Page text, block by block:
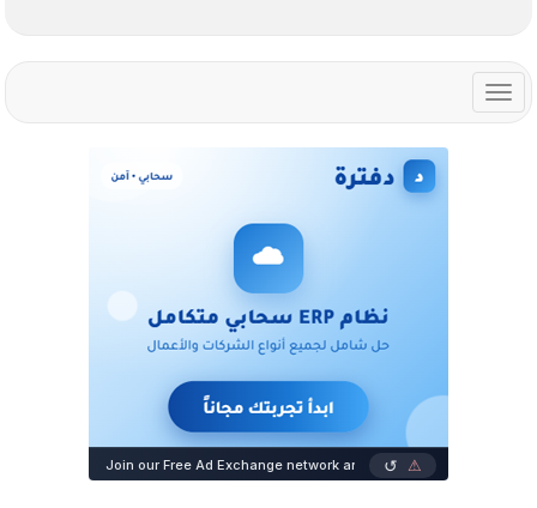
Toggle
navigation